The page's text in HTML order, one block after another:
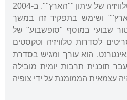
בשנות התשעים ומבקר הטלוויזיה של עיתון ""הארץ"". ב-2004
ושימש בתפקיד זה במשך
שבועי במוסף "סופשבוע" של
לסדרות טלוויזיה וטקסטים
הוא עורך ומגיש בסדרת
תוכנית תרבות יומית מובילה
טלוויזיה עצמאית הממומנת על ידי צופיה